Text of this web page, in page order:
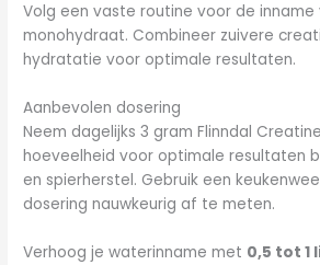
Volg een vaste routine voor de
monohydraat. Combineer zuivere
hydratatie voor optimale resultaten.
Aanbevolen dosering
Neem dagelijks 3 gram Flinndal
hoeveelheid voor optimale resultaten
en spierherstel. Gebruik een
dosering nauwkeurig af te meten.
Verhoog je waterinname met 0,5 tot 1